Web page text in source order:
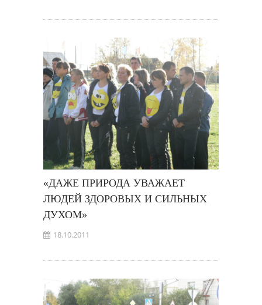
«ДАЖЕ ПРИРОДА УВАЖАЕТ
ЛЮДЕЙ ЗДОРОВЫХ И СИЛЬНЫХ
ДУХОМ»
18.10.2011